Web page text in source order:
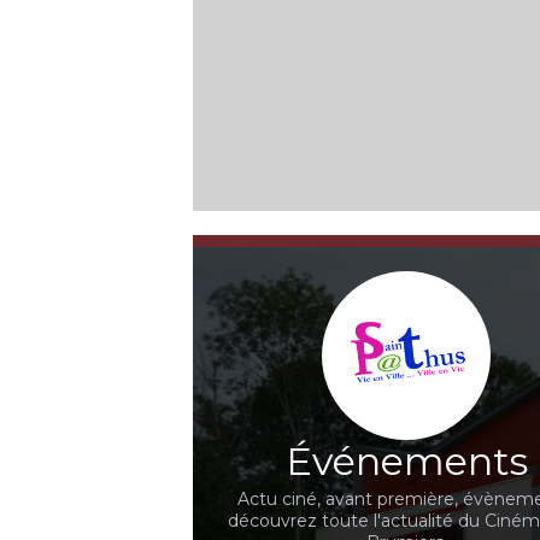
Événements
Actu ciné, avant première,
découvrez toute l'actualité du